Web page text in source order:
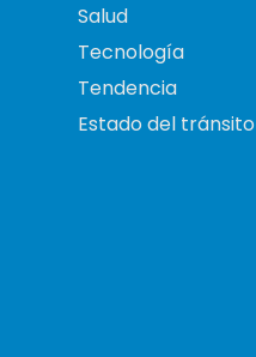
Salud
Tecnología
Tendencia
Estado del tránsito